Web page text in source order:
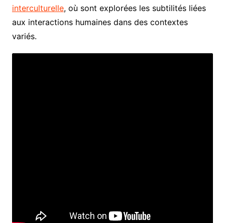
interculturelle, où sont explorées les subtilités liées
aux interactions humaines dans des contextes
variés.